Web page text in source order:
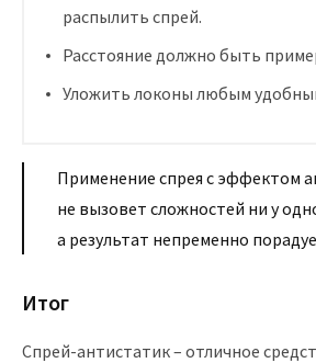
распылить спрей.
Расстояние должно быть
Уложить локоны любым
Применение спрея с эффектом
не вызовет сложностей ни у
а результат непременно
Итог
Спрей-антистатик – отличное